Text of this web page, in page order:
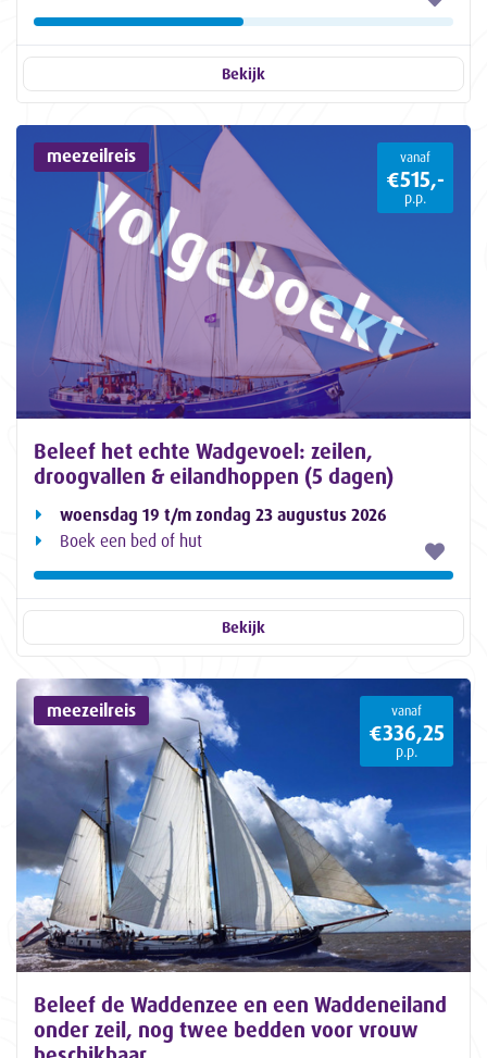
Bekijk
meezeilreis vanaf
€515,-
p.p.
Beleef het echte Wadgevoel: zeilen,
droogvallen & eilandhoppen (5 dagen)
woensdag 19 t/m zondag 23 augustus 2026
Boek een bed of hut
Bekijk
meezeilreis vanaf
€336,25
p.p.
Beleef de Waddenzee en een Waddeneiland
onder zeil, nog twee bedden voor vrouw